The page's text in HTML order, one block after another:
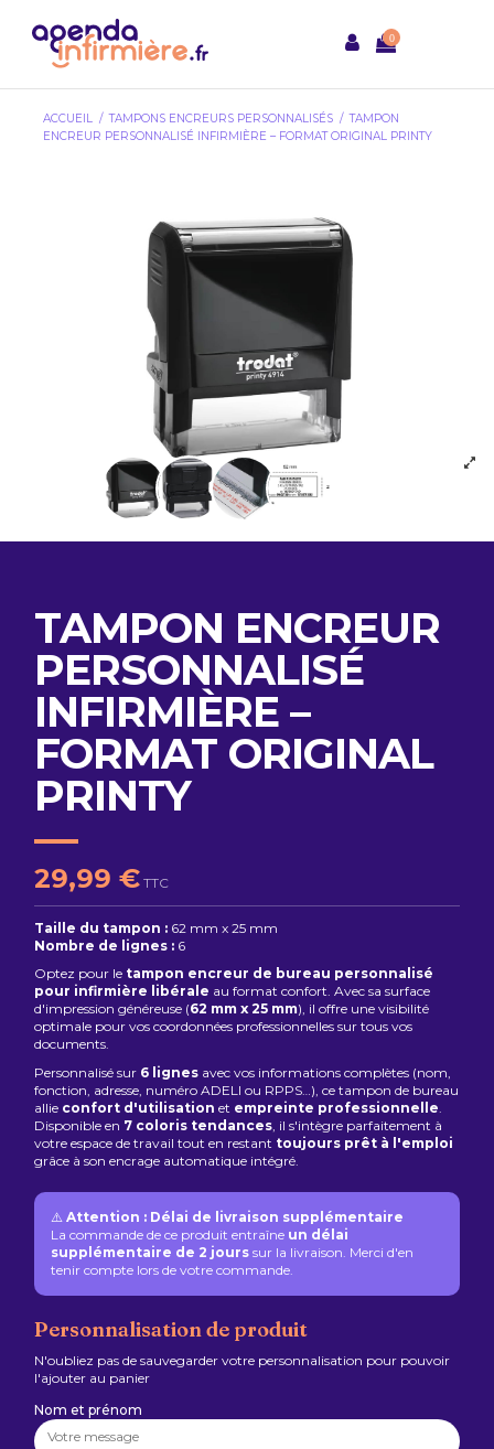
0
ACCUEIL TAMPONS ENCREURS PERSONNALISÉS
TAMPON
ENCREUR PERSONNALISÉ INFIRMIÈRE – FORMAT ORIGINAL PRINTY
TAMPON ENCREUR
PERSONNALISÉ
INFIRMIÈRE –
FORMAT ORIGINAL
PRINTY
29,99 € TTC
Taille du tampon : 62 mm x 25 mm
Nombre de lignes : 6
Optez pour le tampon encreur de bureau personnalisé
pour infirmière libérale au format confort. Avec sa surface
d'impression généreuse (62 mm x 25 mm), il offre une visibilité
optimale pour vos coordonnées professionnelles sur tous vos
documents.
Personnalisé sur 6 lignes avec vos informations complètes (nom,
fonction, adresse, numéro ADELI ou RPPS…), ce tampon de bureau
allie confort d'utilisation et empreinte professionnelle
Disponible en 7 coloris tendances , il s'intègre parfaitement à
votre espace de travail tout en restant toujours prêt à l'emploi
grâce à son encrage automatique intégré.
⚠️ Attention : Délai de livraison supplémentaire
La commande de ce produit entraîne un délai
supplémentaire de 2 jours sur la livraison. Merci d'en
tenir compte lors de votre commande.
Personnalisation de produit
N'oubliez pas de sauvegarder votre personnalisation pour pouvoir
l'ajouter au panier
Nom et prénom